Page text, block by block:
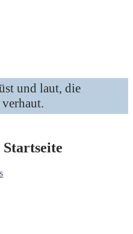
und laut, die
Startseite